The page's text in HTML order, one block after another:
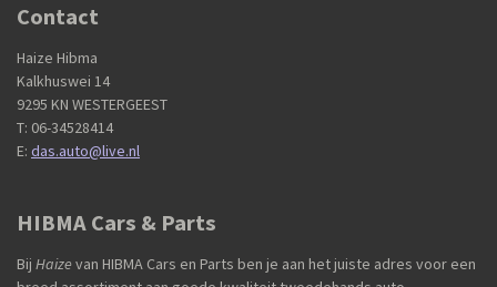
Contact
Haize Hibma
Kalkhuswei 14
9295 KN WESTERGEEST
T: 06-34528414
E: das.auto@live.nl
HIBMA Cars & Parts
Bij Haizevan HIBMA Cars en Parts ben je aan het juiste adres voor een